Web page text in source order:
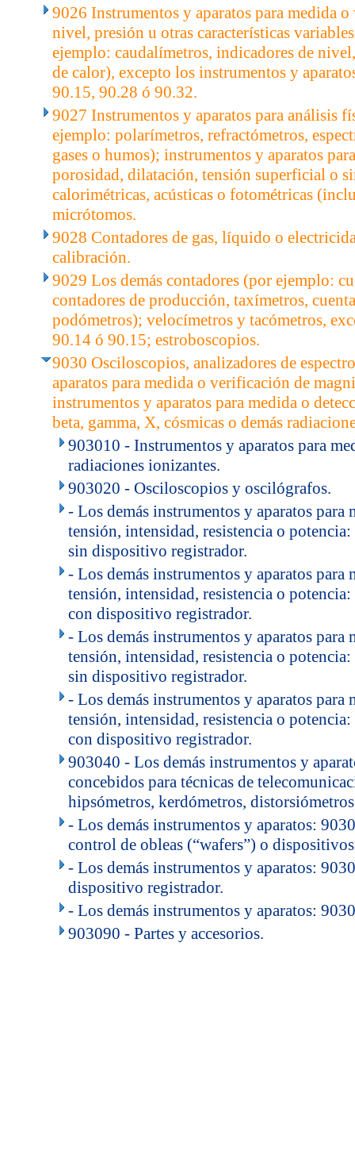
9026 Instrumentos y aparatos para medida
nivel, presión u otras características
ejemplo: caudalímetros, indicadores de
de calor), excepto los instrumentos y
90.15, 90.28 ó 90.32.
9027 Instrumentos y aparatos para análisis
ejemplo: polarímetros, refractómetros,
gases o humos); instrumentos y aparatos
porosidad, dilatación, tensión superficial o
calorimétricas, acústicas o fotométricas
micrótomos.
9028 Contadores de gas, líquido o
calibración.
9029 Los demás contadores (por ejemplo:
contadores de producción, taxímetros,
podómetros); velocímetros y tacómetros,
90.14 ó 90.15; estroboscopios.
9030 Osciloscopios, analizadores de
aparatos para medida o verificación de
instrumentos y aparatos para medida o
beta, gamma, X, cósmicas o demás
903010 - Instrumentos y aparatos para
radiaciones ionizantes.
903020 - Osciloscopios y oscilógrafos.
- Los demás instrumentos y aparatos para
tensión, intensidad, resistencia o
sin dispositivo registrador.
- Los demás instrumentos y aparatos para
tensión, intensidad, resistencia o
con dispositivo registrador.
- Los demás instrumentos y aparatos para
tensión, intensidad, resistencia o
sin dispositivo registrador.
- Los demás instrumentos y aparatos para
tensión, intensidad, resistencia o
con dispositivo registrador.
903040 - Los demás instrumentos y
concebidos para técnicas de
hipsómetros, kerdómetros,
- Los demás instrumentos y aparatos:
control de obleas (“wafers”) o
- Los demás instrumentos y aparatos:
dispositivo registrador.
- Los demás instrumentos y aparatos:
903090 - Partes y accesorios.